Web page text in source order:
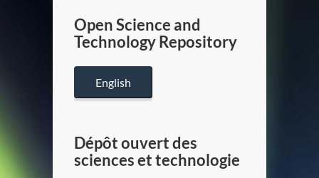
Canada
Open Science and
Technology Repository
English
Dépôt ouvert des
sciences et technologie